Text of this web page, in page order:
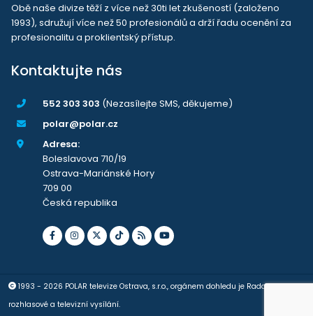
Obě naše divize těží z více než 30ti let zkušeností (založeno
1993), sdružují více než 50 profesionálů a drží řadu ocenění za
profesionalitu a proklientský přístup.
Kontaktujte nás
552 303 303 (Nezasílejte SMS, děkujeme)
polar@polar.cz
Adresa:
Boleslavova 710/19
Ostrava-Mariánské Hory
709 00
Česká republika
1993 - 2026 POLAR televize Ostrava, s.r.o., orgánem dohledu je Rada pro
rozhlasové a televizní vysílání.